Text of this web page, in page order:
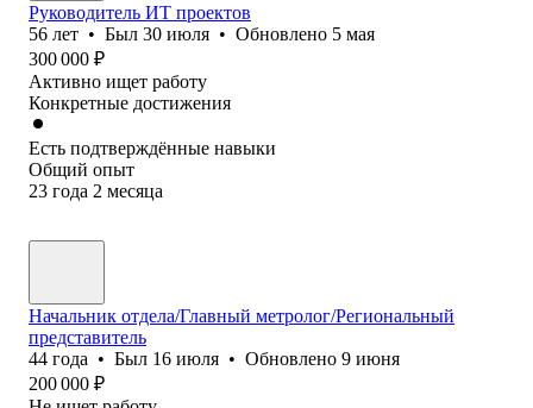
Руководитель ИТ проектов
56 лет • Был 30 июля • Обновлено 5 мая
300 000 ₽
Активно ищет работу
Конкретные достижения
Есть подтверждённые навыки
Общий опыт
23 года 2 месяца
Начальник отдела/Главный метролог/Региональный
представитель
44 года • Был 16 июля • Обновлено 9 июня
200 000 ₽